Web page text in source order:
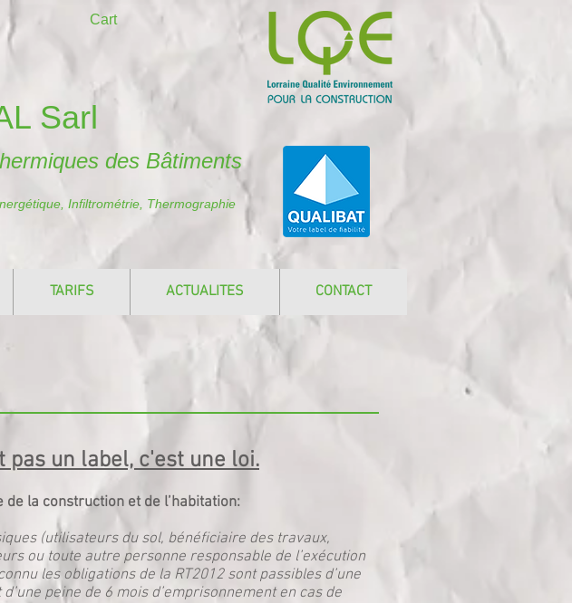
Cart
Sarl
des Bâtiments
Infiltrométrie, Thermographie
TARIFS ACTUALITES CONTACT
pas un label, c'est une loi.
de la construction et de l’habitation:
(utilisateurs du sol, bénéficiaire des travaux,
ou toute autre personne responsable de l’exécution
les obligations de la RT2012 sont passibles d’une
peine de 6 mois d’emprisonnement en cas de